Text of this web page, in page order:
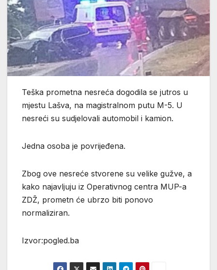
Teška prometna nesreća dogodila se jutros u
mjestu Lašva, na magistralnom putu M-5. U
nesreći su sudjelovali automobil i kamion.
Jedna osoba je povrijeđena.
Zbog ove nesreće stvorene su velike gužve, a
kako najavljuju iz Operativnog centra MUP-a
ZDŽ, prometn će ubrzo biti ponovo
normaliziran.
Izvor:pogled.ba